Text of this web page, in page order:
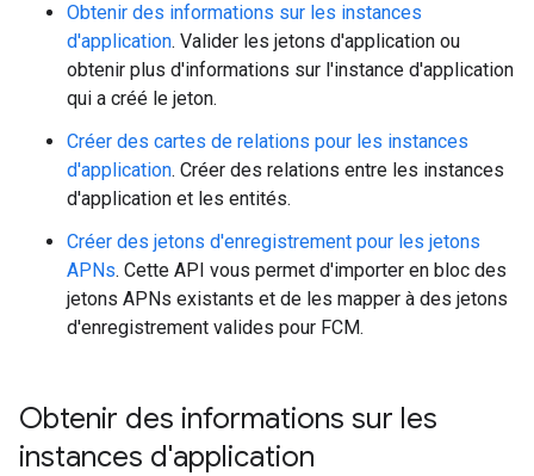
Obtenir des informations sur les instances
d'application. Valider les jetons d'application ou
obtenir plus d'informations sur l'instance d'application
qui a créé le jeton.
Créer des cartes de relations pour les instances
d'application. Créer des relations entre les instances
d'application et les entités.
Créer des jetons d'enregistrement pour les jetons
APNs. Cette API vous permet d'importer en bloc des
jetons APNs existants et de les mapper à des jetons
d'enregistrement valides pour FCM.
Obtenir des informations sur les
instances d'application